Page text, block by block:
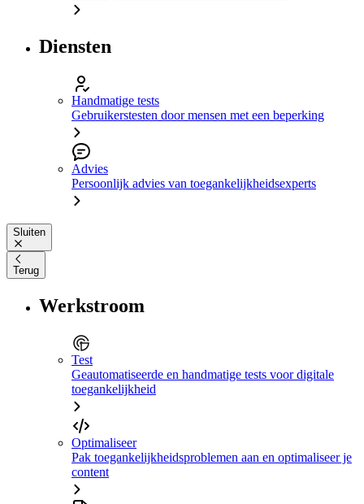
Diensten
Handmatige tests
Gebruikerstesten door mensen met een beperking
Advies
Persoonlijk advies van toegankelijkheidsexperts
Sluiten
Terug
Werkstroom
Test
Geautomatiseerde en handmatige tests voor digitale
toegankelijkheid
Optimaliseer
Pak toegankelijkheidsproblemen aan en optimaliseer je
content